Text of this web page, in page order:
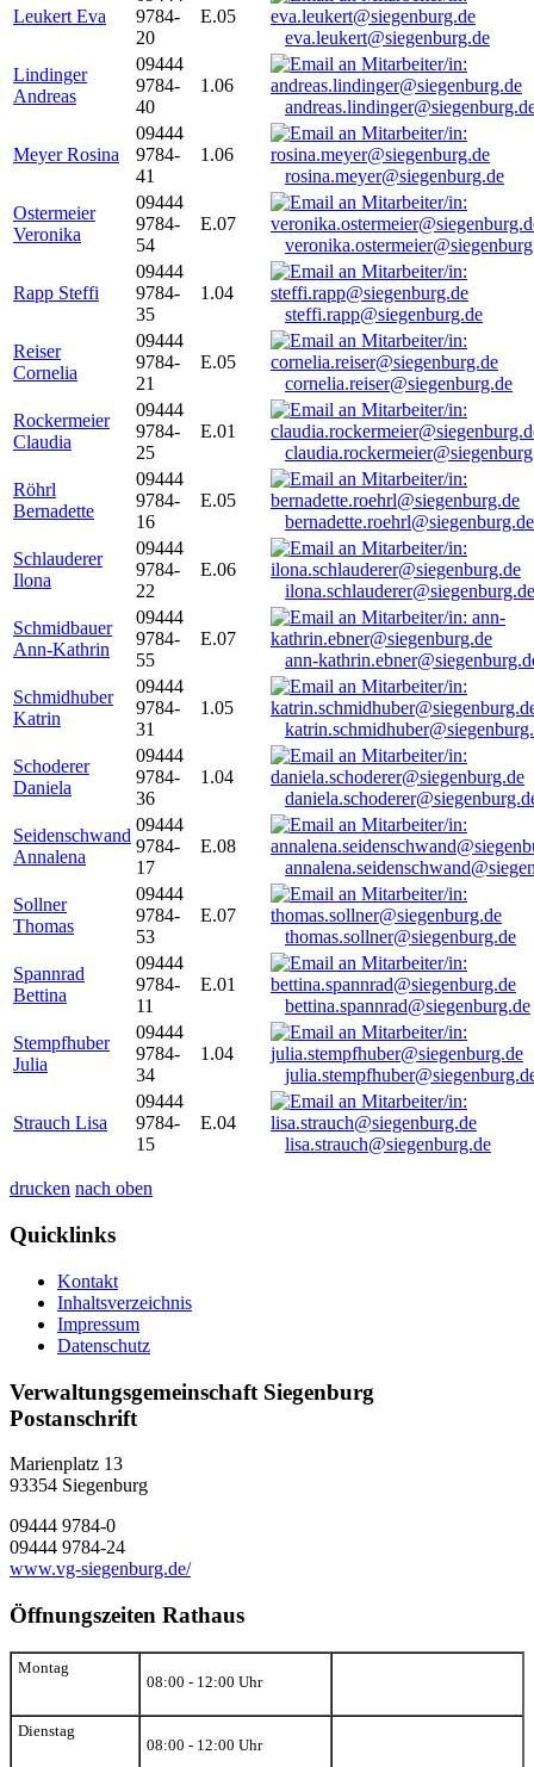
Leukert Eva
9784-
20
E.05
eva.leukert@siegenburg.de
Lindinger
Andreas
09444
9784-
40
1.06
Meyer Rosina
09444
9784-
41
1.06
rosina.meyer@siegenburg.de
Ostermeier
Veronika
09444
9784-
54
E.07
Rapp Steffi
09444
9784-
35
1.04
steffi.rapp@siegenburg.de
Reiser
Cornelia
09444
9784-
21
E.05
cornelia.reiser@siegenburg.de
Rockermeier
Claudia
09444
9784-
25
E.01
Röhrl
Bernadette
09444
9784-
16
E.05
bernadette.roehrl@siegenburg.de
Schlauderer
Ilona
09444
9784-
22
E.06
ilona.schlauderer@siegenburg.de
Schmidbauer
Ann-Kathrin
09444
9784-
55
E.07
ann-
Schmidhuber
Katrin
09444
9784-
31
1.05
Schoderer
Daniela
09444
9784-
36
1.04
Seidenschwand
Annalena
09444
9784-
17
E.08
Sollner
Thomas
09444
9784-
53
E.07
thomas.sollner@siegenburg.de
Spannrad
Bettina
09444
9784-
11
E.01
bettina.spannrad@siegenburg.de
Stempfhuber
Julia
09444
9784-
34
1.04
Strauch Lisa
09444
9784-
15
E.04
lisa.strauch@siegenburg.de
drucken nach oben
Quicklinks
Kontakt
Inhaltsverzeichnis
Impressum
Datenschutz
Verwaltungsgemeinschaft Siegenburg
Postanschrift
Marienplatz 13
93354 Siegenburg
09444 9784-0
09444 9784-24
www.vg-siegenburg.de/
Öffnungszeiten Rathaus
Montag
08:00 - 12:00 Uhr
Dienstag
08:00 - 12:00 Uhr